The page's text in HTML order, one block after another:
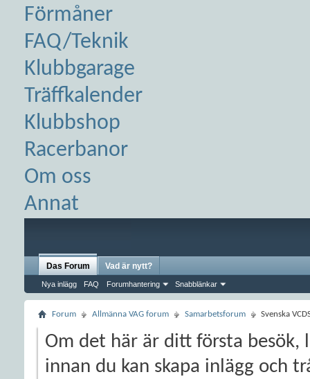
Förmåner
FAQ/Teknik
Klubbgarage
Träffkalender
Klubbshop
Racerbanor
Om oss
Annat
Das Forum
Nya inlägg FAQ Forumhantering Snabblänkar
Vad är nytt?
Forum Allmänna VAG forum Samarbetsforum Svenska
Om det här är ditt första besök,
innan du kan skapa inlägg och